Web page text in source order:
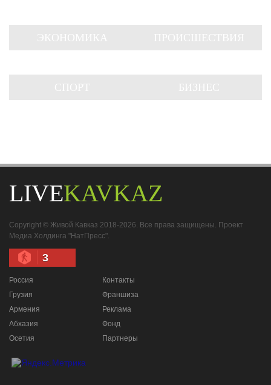
LIVEKAVKAZ
Copyright © Живой Кавказ 2018-2026. Все права защищены. Проект
Медиа Холдинга "НатПресс".
3
Россия
Грузия
Армения
Абхазия
Осетия
Контакты
Франшиза
Реклама
Фонд
Партнеры